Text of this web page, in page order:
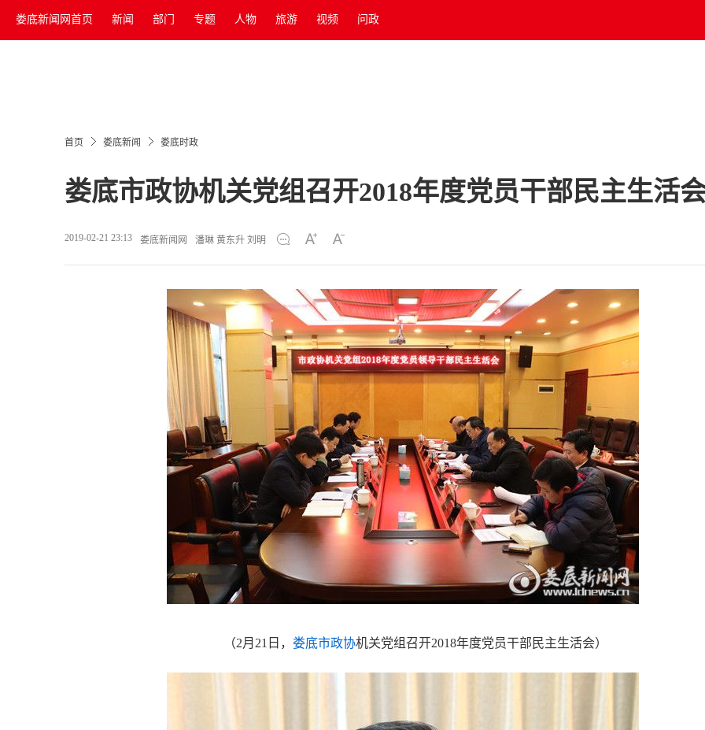
娄底新闻网首页 新闻 部门 专题 人物 旅游 视频 问政
首页 娄底新闻 娄底时政
娄底市政协机关党组召开2018年度党员干部民主生活
2019-02-21 23:13 娄底新闻网 潘琳 黄东升 刘明
（2月21日， 娄底市政协机关党组召开2018年度党员干部民主生活会）